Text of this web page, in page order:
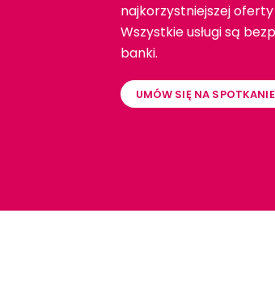
najkorzystniejszej
Wszystkie usługi są
banki.
UMÓW SIĘ NA SPOTKANIE